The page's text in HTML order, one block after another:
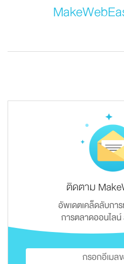
ติดตาม
อัพเดตเคล็ดลับการ
การตลาดออนไล